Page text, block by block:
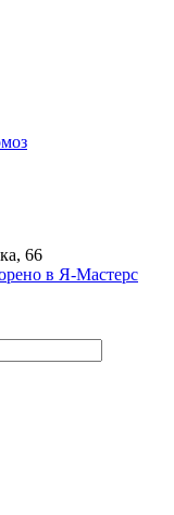
66
в Я-Мастерс